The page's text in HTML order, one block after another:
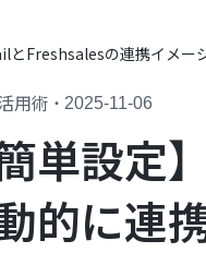
用術 ・ 2025-11-06
簡単設
的に連